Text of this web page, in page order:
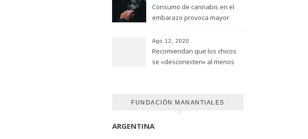
Consumo de cannabis en el
embarazo provoca mayor
(FUNDACION MANANTIALES)
Ago 12, 2020
Recomiendan que los chicos
se «desconecten» al menos
FUNDACIÓN MANANTIALES
ARGENTINA